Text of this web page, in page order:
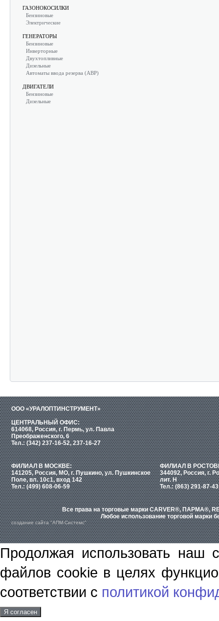
ГАЗОНОКОСИЛКИ
Бензиновые
Электрические
ГЕНЕРАТОРЫ
Бензиновые
Инверторные
Двухтопливные
Дизельные
Автоматы ввода резерва (АВР)
ДВИГАТЕЛИ
Бензиновые
Дизельные
ООО «УРАЛОПТИНСТРУМЕНТ»
ЦЕНТРАЛЬНЫЙ ОФИС:
614068, Россия, г. Пермь, ул. Павла
Преображенского, 6
Тел.: (342) 237-16-52, 237-16-27
ФИЛИАЛ В МОСКВЕ:
141205, Россия, МО, г. Пушкино, ул. Пушкинское
Поле, вл. 10с1, вход 142
Тел.: (499) 608-06-59
ФИЛИАЛ В
344092, Россия, г.
лит. Н
Тел.: (863) 291-87-43
Все права на торговые марки CARVER®, ПАРМА®,
Любое использование торговой марки
создание сайта "АПМ-Системс"
Продолжая использовать наш
файлов cookie в целях
соответствии с политикой
Я согласен